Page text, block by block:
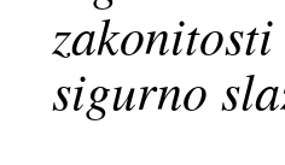
sigurno